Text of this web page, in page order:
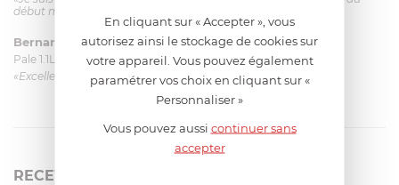
début mais ça le fait. La livraison a été très rapide. ...»
Bernard le 23/06/2026 à 09:43
Pale 1.1L pour Glacier Magimix 11031/121/123/124
«Excellent: produit et livraison»
RECEVEZ LA NEWSLETTER
En cliquant sur « Accepter », vous
autorisez ainsi le stockage de cookies sur
votre appareil. Vous pouvez également
paramétrer vos choix en cliquant sur «
Personnaliser »
Vous pouvez aussi continuer sans
accepter